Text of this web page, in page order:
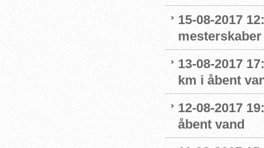
15-08-2017
13-08-2017
km i åbent
12-08-2017
åbent vand